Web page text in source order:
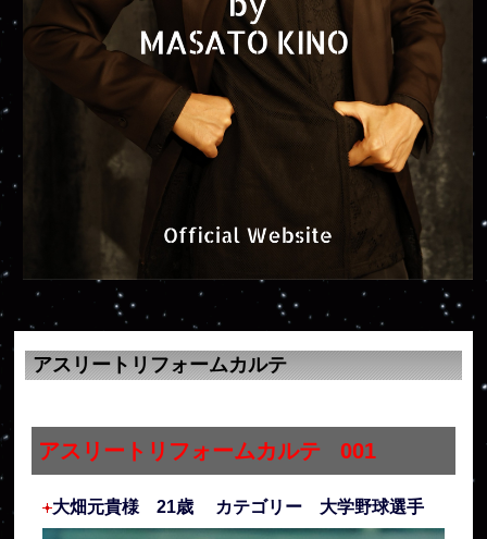
アスリートリフォームカルテ
アスリートリフォームカルテ 001
大畑元貴様 21歳 カテゴリー 大学野球選手